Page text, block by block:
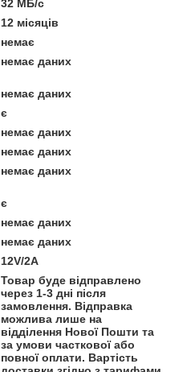
32 МБ/с
12 місяців
немає
немає даних
немає даних
є
немає даних
немає даних
немає даних
є
немає даних
немає даних
12V/2A
Товар буде відправлено
через 1-3 дні після
замовлення. Відправка
можлива лише на
відділення Нової Пошти та
за умови часткової або
повної оплати. Вартість